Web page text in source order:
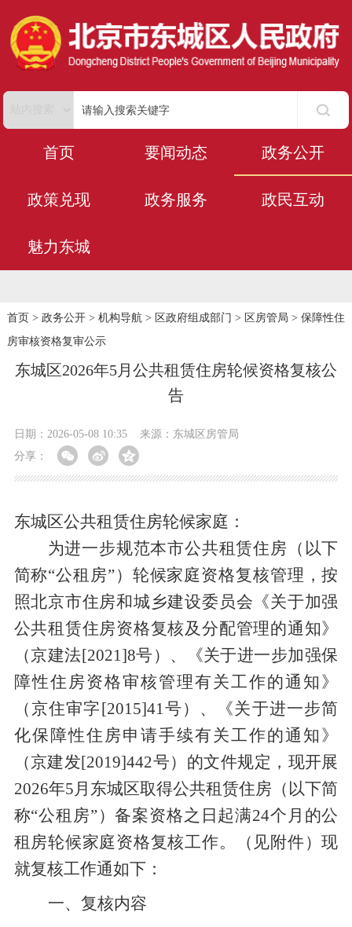
首页 要闻动态 政务公开
政策兑现 政务服务 政民互动
魅力东城
首页 > 政务公开> 机构导航 > 区政府组成部门 > 区房管局 > 保障性住
房审核资格复审公示
东城区2026年5月公共租赁住房轮候资格复核公
告
日期：2026-05-08 10:35
来源：东城区房管局
分享：
东城区公共租赁住房轮候家庭：
为进一步规范本市公共租赁住房（以下
简称“公租房”）轮候家庭资格复核管理，按
照北京市住房和城乡建设委员会《关于加强
公共租赁住房资格复核及分配管理的通知》
（京建法[2021]8号）、《关于进一步加强保
障性住房资格审核管理有关工作的通知》
（京住审字[2015]41号）、《关于进一步简
化保障性住房申请手续有关工作的通知》
（京建发[2019]442号）的文件规定，现开展
2026年5月东城区取得公共租赁住房（以下简
称“公租房”）备案资格之日起满24个月的公
租房轮候家庭资格复核工作。（见附件）现
就复核工作通如下：
一、复核内容